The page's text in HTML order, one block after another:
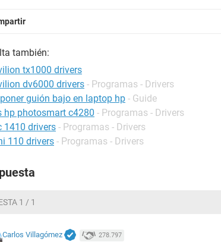
también:
tx1000 drivers
dv6000 drivers - Programas - Drivers
guión bajo en laptop hp - Guide
hp photosmart c4280 - Programas - Drivers
1410 drivers - Programas - Drivers
110 drivers - Programas - Drivers
1 / 1
Carlos Villagómez 278.797